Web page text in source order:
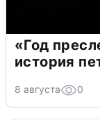
«Год
история
8 августа 0